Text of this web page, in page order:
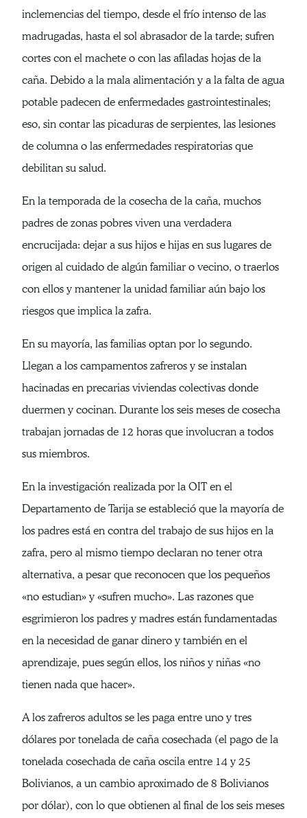
inclemencias del tiempo, desde el frío intenso de las
madrugadas, hasta el sol abrasador de la tarde; sufren
cortes con el machete o con las afiladas hojas de la
caña. Debido a la mala alimentación y a la falta de agua
potable padecen de enfermedades gastrointestinales;
eso, sin contar las picaduras de serpientes, las lesiones
de columna o las enfermedades respiratorias que
debilitan su salud.
En la temporada de la cosecha de la caña, muchos
padres de zonas pobres viven una verdadera
encrucijada: dejar a sus hijos e hijas en sus lugares de
origen al cuidado de algún familiar o vecino, o traerlos
con ellos y mantener la unidad familiar aún bajo los
riesgos que implica la zafra.
En su mayoría, las familias optan por lo segundo.
Llegan a los campamentos zafreros y se instalan
hacinadas en precarias viviendas colectivas donde
duermen y cocinan. Durante los seis meses de cosecha
trabajan jornadas de 12 horas que involucran a todos
sus miembros.
En la investigación realizada por la OIT en el
Departamento de Tarija se estableció que la mayoría de
los padres está en contra del trabajo de sus hijos en la
zafra, pero al mismo tiempo declaran no tener otra
alternativa, a pesar que reconocen que los pequeños
«no estudian» y «sufren mucho». Las razones que
esgrimieron los padres y madres están fundamentadas
en la necesidad de ganar dinero y también en el
aprendizaje, pues según ellos, los niños y niñas «no
tienen nada que hacer».
A los zafreros adultos se les paga entre uno y tres
dólares por tonelada de caña cosechada (el pago de la
tonelada cosechada de caña oscila entre 14 y 25
Bolivianos, a un cambio aproximado de 8 Bolivianos
por dólar), con lo que obtienen al final de los seis meses